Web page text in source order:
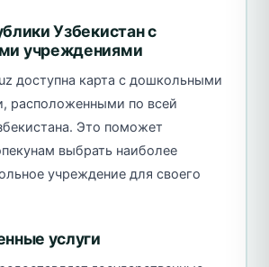
Узбекистан с
учреждениями
доступна карта с дошкольными
расположенными по всей
Это поможет
выбрать наиболее
учреждение для своего
услуги